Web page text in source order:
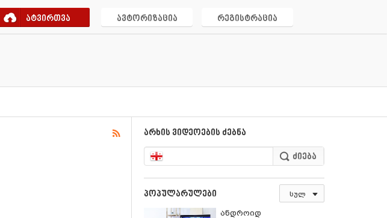
ატვირთვა ავტორიზაცია რეგისტრაცია
არხის ვიდეოების ძებნა
პოპულარულები სულ
ანდროიდ